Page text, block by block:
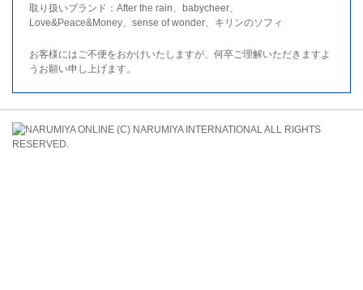
取り扱いブランド：After the rain、babycheer、
Love&Peace&Money、sense of wonder、キリンのソフィ
お客様にはご不便をおかけいたしますが、何卒ご理解いただきますよ
うお願い申し上げます。